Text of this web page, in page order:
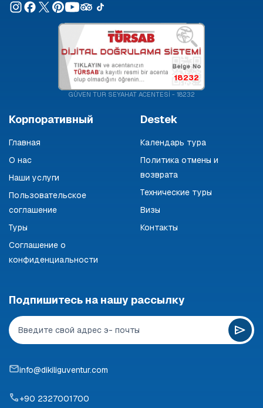
18232
GÜVEN TUR SEYAHAT ACENTESİ - 18232
Корпоративный
Главная
О нас
Наши услуги
Пользовательское
соглашение
Туры
Соглашение о
конфиденциальности
Destek
Календарь тура
Политика отмены и
возврата
Технические туры
Визы
Контакты
Подпишитесь на нашу рассылку
info@dikiliguventur.com
+90 2327001700